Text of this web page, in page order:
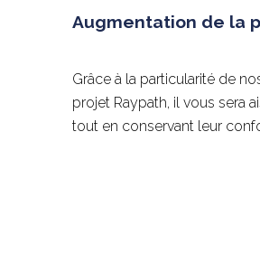
Augmentation de la
Grâce à la particularité de
projet Raypath, il vous sera
tout en conservant leur